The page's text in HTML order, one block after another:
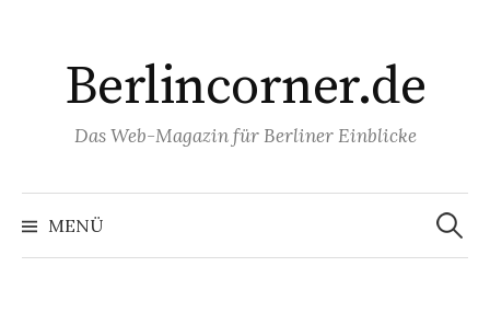
InhaltBerlincorner.de
Das Web-Magazin für Berliner Einblicke
MENÜ
Suchen
nach: